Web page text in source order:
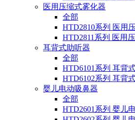
医用压缩式雾化器
全部
HTD2810系列 医用
HTD2811系列 医用
耳背式助听器
全部
HTD6101系列 耳背
HTD6102系列 耳背
婴儿电动吸鼻器
全部
HTD2601系列 婴儿